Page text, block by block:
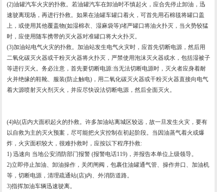
(2)油罐汽车火灾的扑救。若油罐汽车在卸油时不慎起火，应合先停止卸油，迅
速驶离现场，再进行扑救。如果在油罐车罐口着火，可首先用石棉毯将罐口盖
上，或使用其他覆盖物(如湿棉衣、湿麻袋等)堵严罐口将油火扑灭，当火势较猛
时，应使用随车携带的灭火器对准罐口将大火扑灭。
(3)加油站电气火灾的扑救。加油站发生电气火灾时，应首先切断电源，然后用
二氧化碳灭火器或干粉灭火器将火扑灭，严禁使用泡沫灭火器或水，包括湿被子
等进行灭火。务必注意，首先要切断电源:当无法切断电源时，灭火者应身着耐
火并绝缘的鞋靴、服装(防止触电)，用二氧化碳灭火器或干粉灭火器直接向电气
着大源喷射灭火剂灭火，并应尽快设法切断电源，然后全面灭火。
(4)站(店内大面积起火的扑救。许多加油站离城区较远，故一旦发生火灾，要有
以自救为主的灭火预案，尽可能把火灾控制在初起阶段。当因油蒸气着火或爆
炸，火灾面积较大，很难扑救时，应按以下程序扑救:
1) 迅速向 当地公安消防部门报警 (报警电话119)，并报告本单位上级领导。
2)立即停止加油、卸油操作，关闭闸阀，包裹住油罐通气管、操作井口、加油机
等，切断电源，清理疏通站(店)内、外消防道路。
3)指挥加油车辆迅速驶离。